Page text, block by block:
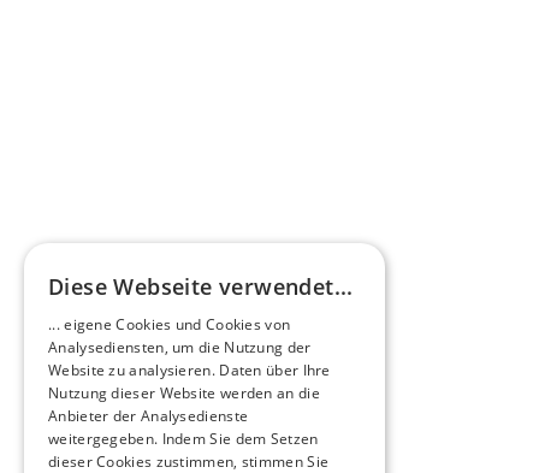
NOX x HEERO
Learn more
View All
Diese Webseite verwendet...
... eigene Cookies und Cookies von
Analysediensten, um die Nutzung der
Website zu analysieren. Daten über Ihre
Nutzung dieser Website werden an die
Anbieter der Analysedienste
weitergegeben. Indem Sie dem Setzen
dieser Cookies zustimmen, stimmen Sie